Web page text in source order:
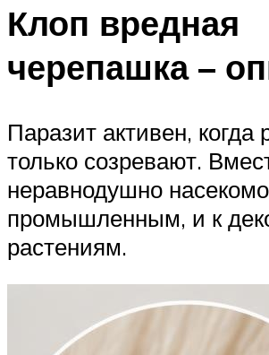
Клоп вредная
черепашка –
Паразит активен, когда
только созревают.
неравнодушно
промышленным, и к
растениям.